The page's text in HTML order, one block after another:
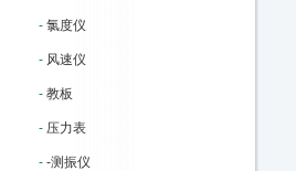
- 氯度仪
- 风速仪
- 教板
- 压力表
- -测振仪